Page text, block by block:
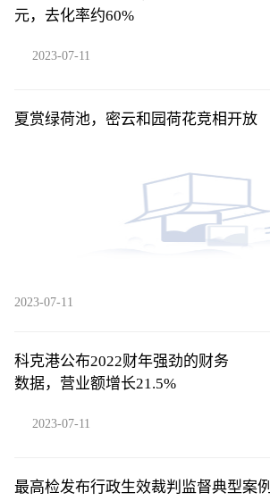
元，去化率约60%
2023-07-11
夏赏绿荷池，密云和园荷花竞相开放
2023-07-11
科克港公布2022财年强劲的财务
数据，营业额增长21.5%
2023-07-11
最高检发布行政生效裁判监督典型案例